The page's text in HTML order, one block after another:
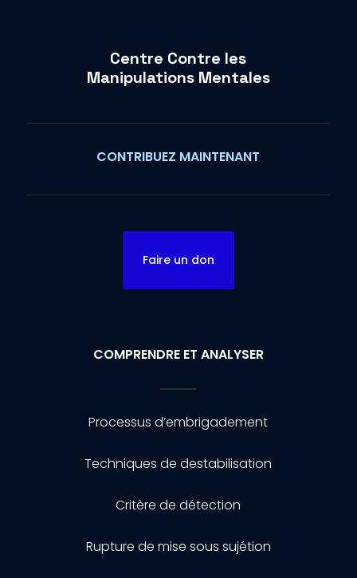
Centre Contre les
Manipulations Mentales
CONTRIBUEZ MAINTENANT
Faire un don
COMPRENDRE ET ANALYSER
Processus d’embrigadement
Techniques de destabilisation
Critère de détection
Rupture de mise sous sujétion